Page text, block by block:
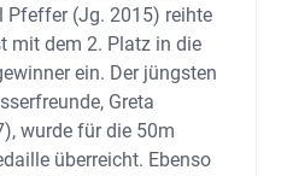
Pfeffer (Jg. 2015) reihte
mit dem 2. Platz in die
ein. Der jüngsten
Greta
wurde für die 50m
überreicht. Ebenso